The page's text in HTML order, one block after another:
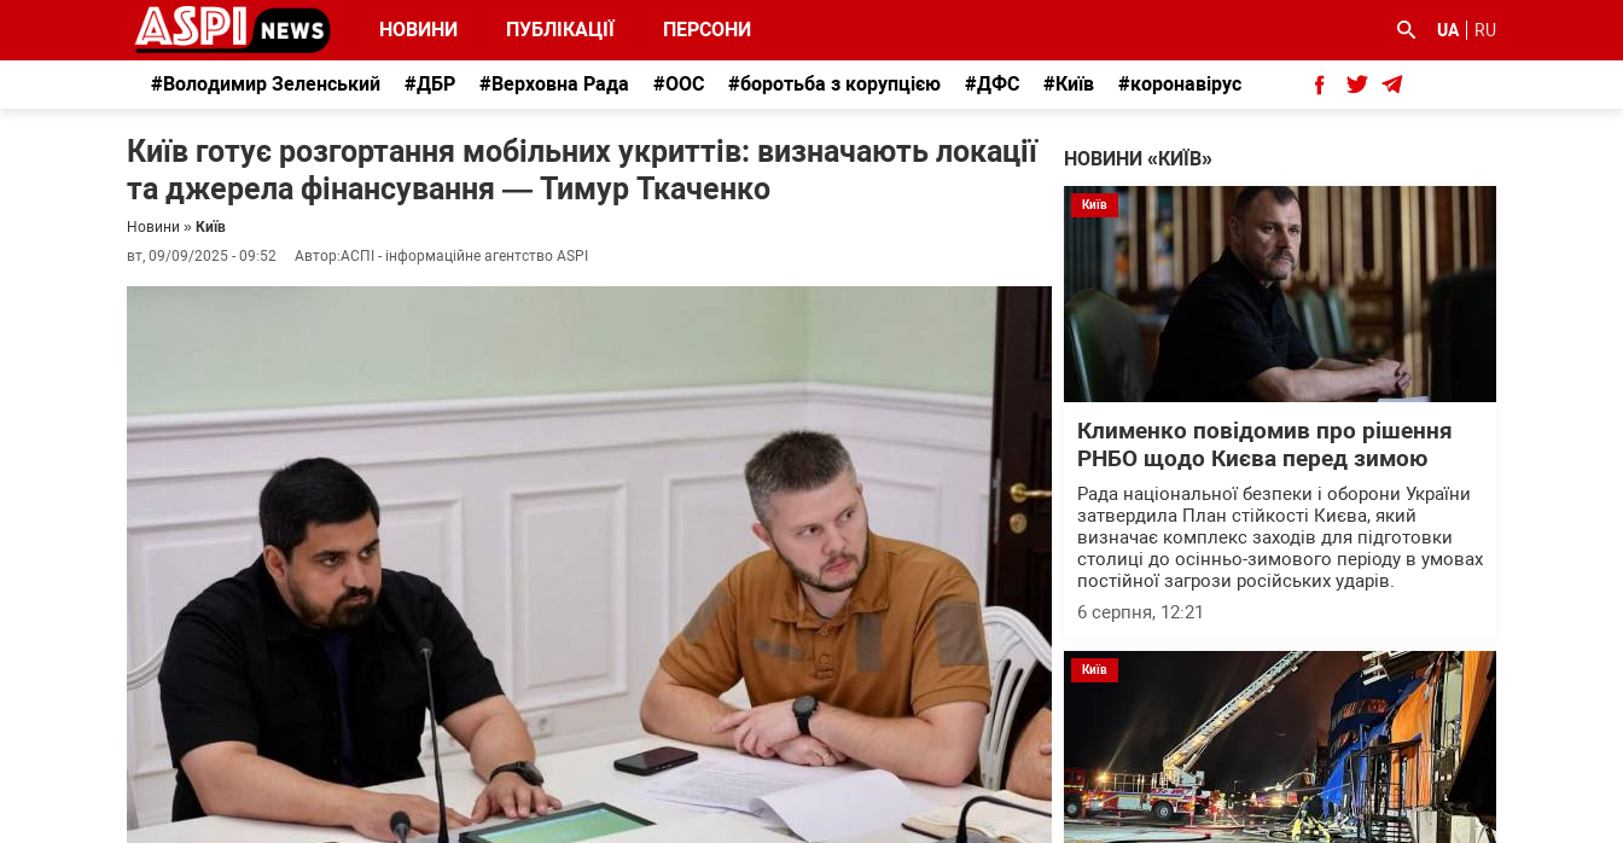
НОВИНИ ПУБЛІКАЦІЇ ПЕРСОНИ UA RU
#Володимир Зеленський #ДБР #Верховна Рада #ООС #боротьба з корупцією #ДФС #Київ #коронавірус
Київ готує розгортання мобільних укриттів: визначають локації
та джерела фінансування — Тимур Ткаченко
Новини » Київ
вт, 09/09/2025 - 09:52
Автор:АСПІ - інформаційне агентство ASPI
НОВИНИ «КИЇВ»
Київ
Клименко повідомив про рішення
РНБО щодо Києва перед зимою
Рада національної безпеки і оборони України
затвердила План стійкості Києва, який
визначає комплекс заходів для підготовки
столиці до осінньо-зимового періоду в умовах
постійної загрози російських ударів.
6 серпня, 12:21
Київ